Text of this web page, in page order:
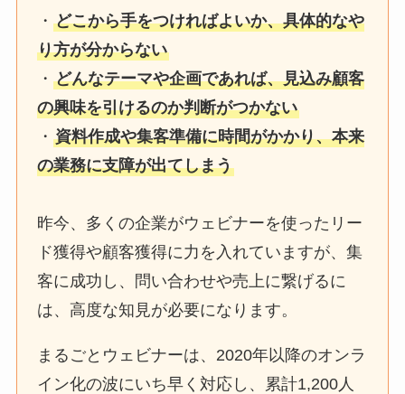
・どこから手をつければよいか、具体的なや
り方が分からない
・どんなテーマや企画であれば、見込み顧客
の興味を引けるのか判断がつかない
・資料作成や集客準備に時間がかかり、本来
の業務に支障が出てしまう
昨今、多くの企業がウェビナーを使ったリー
ド獲得や顧客獲得に力を入れていますが、集
客に成功し、問い合わせや売上に繋げるに
は、高度な知見が必要になります。
まるごとウェビナーは、2020年以降のオンラ
イン化の波にいち早く対応し、累計1,200人